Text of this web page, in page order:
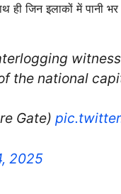
ही जिन इलाकों में पानी
the national
Gate)
2025